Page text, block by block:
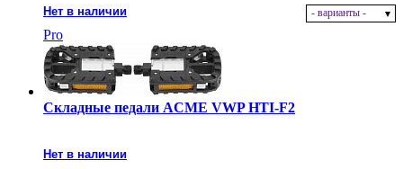
Нет в наличии - варианты -
Pro
Складные педали ACME VWP HTI-F2
Нет в наличии